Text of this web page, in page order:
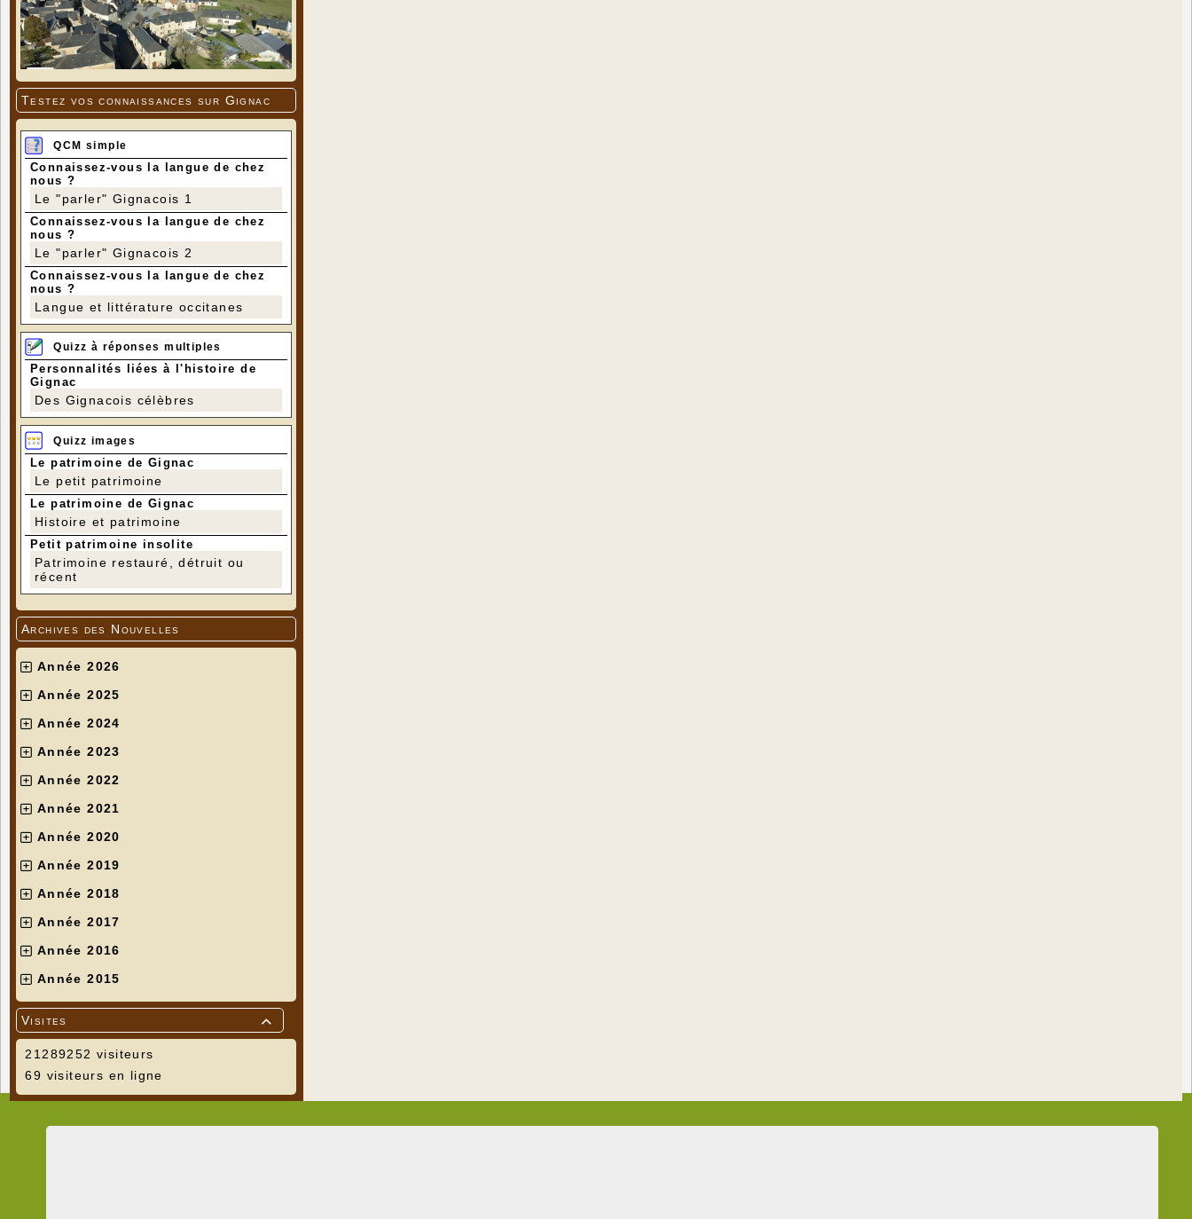
Testez vos connaissances sur Gignac
QCM simple
Connaissez-vous la langue de chez
nous ?
Le "parler" Gignacois 1
Connaissez-vous la langue de chez
nous ?
Le "parler" Gignacois 2
Connaissez-vous la langue de chez
nous ?
Langue et littérature occitanes
Quizz à réponses multiples
Personnalités liées à l'histoire de
Gignac
Des Gignacois célèbres
Quizz images
Le patrimoine de Gignac
Le petit patrimoine
Le patrimoine de Gignac
Histoire et patrimoine
Petit patrimoine insolite
Patrimoine restauré, détruit ou
récent
Archives des Nouvelles
Année 2026
Année 2025
Année 2024
Année 2023
Année 2022
Année 2021
Année 2020
Année 2019
Année 2018
Année 2017
Année 2016
Année 2015

Visites
21289252 visiteurs
69 visiteurs en ligne